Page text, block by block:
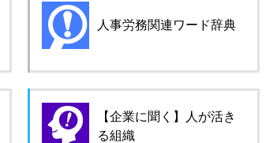
人事労務関連ワード辞典
【企業に聞く】人が活き
る組織